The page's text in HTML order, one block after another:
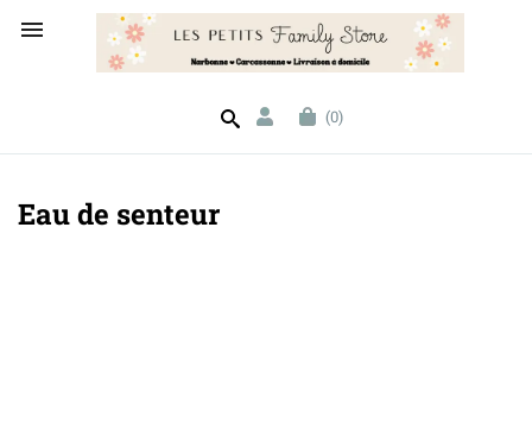

(0)
Eau de senteur